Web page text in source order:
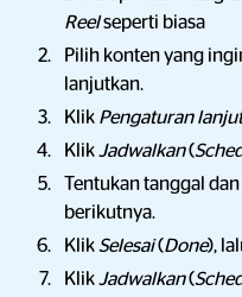
Reelseperti biasa
Pilih konten yang
lanjutkan.
Klik Pengaturan
KlikJadwalkan(
Tentukan tanggal
berikutnya.
KlikSelesai(Done),
KlikJadwalkan(